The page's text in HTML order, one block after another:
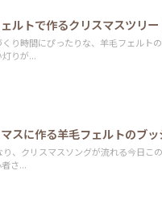
ルトで作るクリスマスツリ
り時間にぴったりな、羊毛フェルト
りが...
スに作る羊毛フェルトのブ
り、クリスマスソングが流れる今日こ
さ...